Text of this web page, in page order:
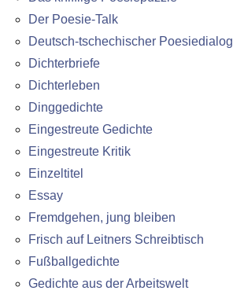
Der Poesie-Talk
Deutsch-tschechischer Poesiedialog
Dichterbriefe
Dichterleben
Dinggedichte
Eingestreute Gedichte
Eingestreute Kritik
Einzeltitel
Essay
Fremdgehen, jung bleiben
Frisch auf Leitners Schreibtisch
Fußballgedichte
Gedichte aus der Arbeitswelt